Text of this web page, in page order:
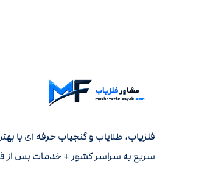
فلزیاب، طلایاب و گنجیاب حرفه ای با
سریع به سراسر کشور + خدمات پس